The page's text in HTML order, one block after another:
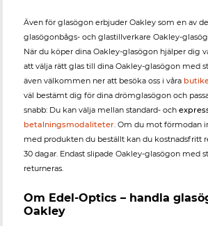
Även för glasögon erbjuder Oakley som en av
glasögonbågs- och glastillverkare Oakley-
När du köper dina Oakley-glasögon hjälper dig
att välja rätt glas till dina Oakley-glasögon med
även välkommen ner att besöka oss i våra
väl bestämt dig för dina drömglasögon och
snabb: Du kan välja mellan standard- och
betalningsmodaliteter. Om du mot förmodan
med produkten du beställt kan du kostnadsfritt
30 dagar. Endast slipade Oakley-glasögon med
returneras.
Om Edel-Optics – handla
Oakley